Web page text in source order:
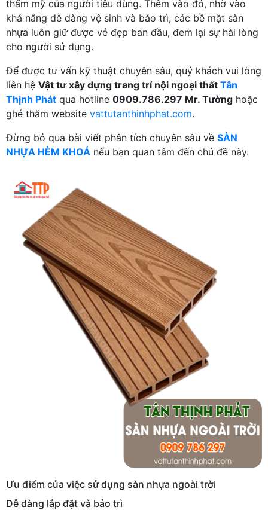
thẩm mỹ của người tiêu dùng. Thêm vào đó, nhờ vào
khả năng dễ dàng vệ sinh và bảo trì, các bề mặt sàn
nhựa luôn giữ được vẻ đẹp ban đầu, đem lại sự hài lòng
cho người sử dụng.
Để được tư vấn kỹ thuật chuyên sâu, quý khách vui lòng
liên hệ Vật tư xây dựng trang trí nội ngoại thất Tân
Thịnh Phát qua hotline 0909.786.297 Mr. Tường hoặc
ghé thăm website vattutanthinhphat.com.
Đừng bỏ qua bài viết phân tích chuyên sâu về SÀN
NHỰA HÈM KHOÁ nếu bạn quan tâm đến chủ đề này.
Ưu điểm của việc sử dụng sàn nhựa ngoài trời
Dễ dàng lắp đặt và bảo trì